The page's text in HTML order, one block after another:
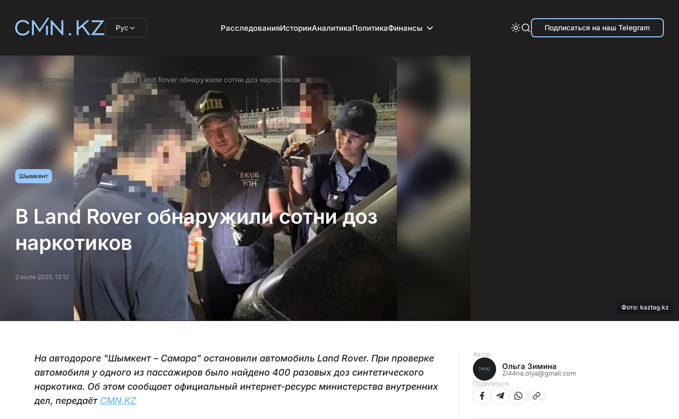
Рус РасследованияИсторииАналитикаПолитикаФинансы Подписаться на наш Telegram
Главная страница Шымкент В Land Rover обнаружили сотни доз наркотиков
Шымкент
В Land Rover обнаружили сотни доз
наркотиков
2 июля 2025, 13:12
Фото: kaztag.kz
На автодороге "Шымкент – Самара" остановили автомобиль Land Rover. При проверке
автомобиля у одного из пассажиров было найдено 400 разовых доз синтетического
наркотика. Об этом сообщает официальный интернет-ресурс министерства внутренних
дел, передаёт CMN.KZ
Автор
Ольга Зимина
Zi44na.olya@gmail.com
Поделиться